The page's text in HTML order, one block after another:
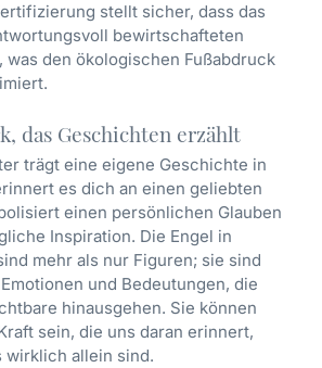
stellt sicher, dass das
bewirtschafteten
was den ökologischen Fußabdruck
das Geschichten erzählt
trägt eine eigene Geschichte in
es dich an einen geliebten
einen persönlichen Glauben
Inspiration. Die Engel in
mehr als nur Figuren; sie sind
und Bedeutungen, die
hinausgehen. Sie können
sein, die uns daran erinnert,
wirklich allein sind.